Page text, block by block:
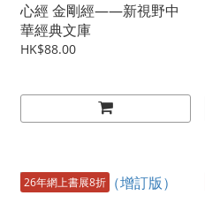
心經 金剛經——新視野中
華經典文庫
HK$88.00
26年網上書展8折